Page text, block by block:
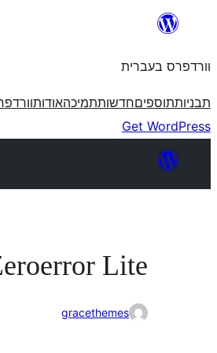
וורדפרס בעברית
תבניותתוספיםחדשותתמיכהאודות
Get WordPress
Lite
gracethemes